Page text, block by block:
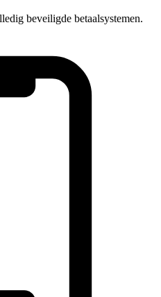
beveiligde betaalsystemen.